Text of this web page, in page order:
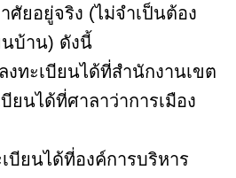
ศัยอยู่จริง (ไม่จำเป็นต้อง
นบ้าน) ดังนี้
งทะเบียนได้ที่สำนักงานเขต
ยนได้ที่ศาลาว่าการเมือง
บียนได้ที่องค์การบริหาร